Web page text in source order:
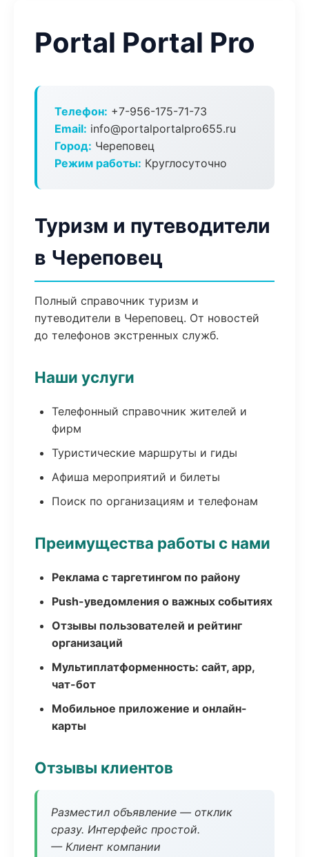
Portal Portal Pro
Телефон: +7-956-175-71-73
Email: info@portalportalpro655.ru
Город: Череповец
Режим работы: Круглосуточно
Туризм и путеводители
в Череповец
Полный справочник туризм и
путеводители в Череповец. От новостей
до телефонов экстренных служб.
Наши услуги
Телефонный справочник жителей и
фирм
Туристические маршруты и гиды
Афиша мероприятий и билеты
Поиск по организациям и телефонам
Преимущества работы с нами
Реклама с таргетингом по району
Push-уведомления о важных событиях
Отзывы пользователей и рейтинг
организаций
Мультиплатформенность: сайт, app,
чат-бот
Мобильное приложение и онлайн-
карты
Отзывы клиентов
Разместил объявление — отклик
сразу. Интерфейс простой.
— Клиент компании